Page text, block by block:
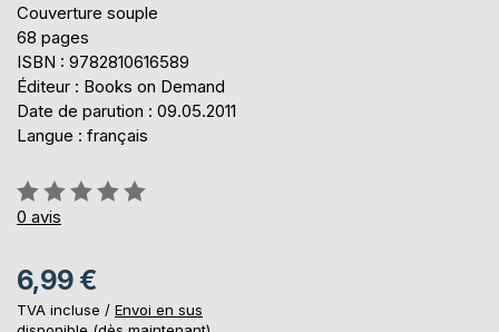
Couverture souple
68 pages
ISBN : 9782810616589
Éditeur : Books on Demand
Date de parution : 09.05.2011
Langue : français
Évaluation:
0%
0 avis
6,99 €
TVA incluse / Envoi en sus